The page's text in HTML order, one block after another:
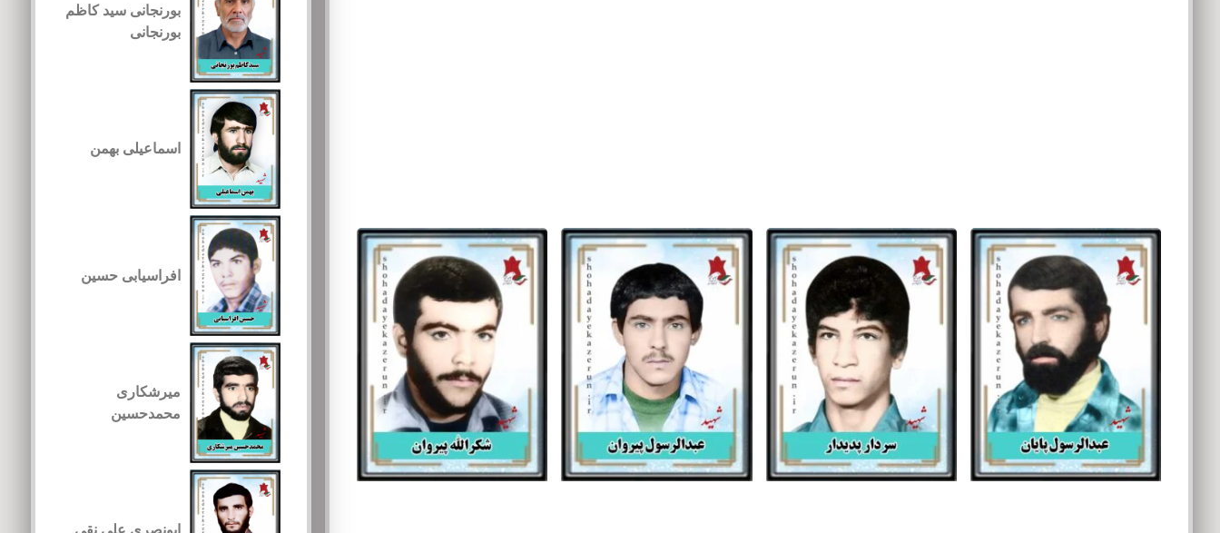
بورنجانی سید کاظم
بورنجانی
اسماعیلی بهمن
افراسیابی حسین
میرشکاری
محمدحسین
ابونصری علی نقی